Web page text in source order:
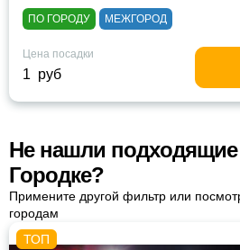
ПО ГОРОДУ МЕЖГОРОД
Цена посадки
1 руб
Не нашли подходящие
Городке?
Примените другой фильтр или
городам